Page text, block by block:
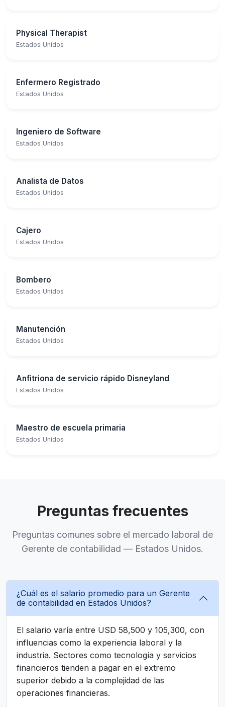
Physical Therapist
Estados Unidos
Enfermero Registrado
Estados Unidos
Ingeniero de Software
Estados Unidos
Analista de Datos
Estados Unidos
Cajero
Estados Unidos
Bombero
Estados Unidos
Manutención
Estados Unidos
Anfitriona de servicio rápido Disneyland
Estados Unidos
Maestro de escuela primaria
Estados Unidos
Preguntas frecuentes
Preguntas comunes sobre el mercado laboral de
Gerente de contabilidad — Estados Unidos.
¿Cuál es el salario promedio para un Gerente
de contabilidad en Estados Unidos?
El salario varía entre USD 58,500 y 105,300, con
influencias como la experiencia laboral y la
industria. Sectores como tecnología y servicios
financieros tienden a pagar en el extremo
superior debido a la complejidad de las
operaciones financieras.